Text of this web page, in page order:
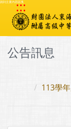
跳到主要內容區塊
:::
公告訊息
113學